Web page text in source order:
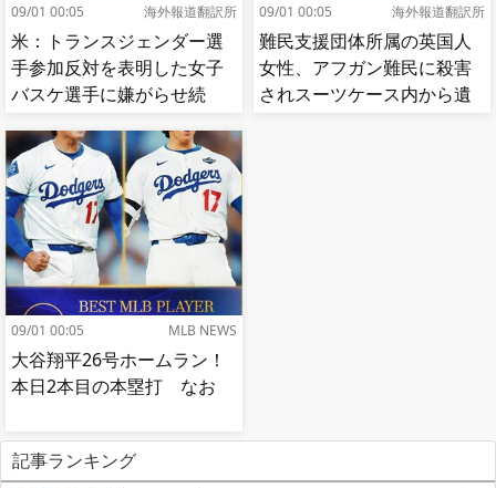
09/01 00:05 海外報道翻訳所
米：トランスジェンダー選
手参加反対を表明した女子
バスケ選手に嫌がらせ続
肘鉄を顔面に食らう[海外の
反応]
09/01 00:05 海外報道翻訳所
難民支援団体所属の英国人
女性、アフガン難民に殺害
されスーツケース内から遺
09/01 00:05 MLB NEWS
大谷翔平26号ホームラン！
本日2本目の本塁打 なお
記事ランキング